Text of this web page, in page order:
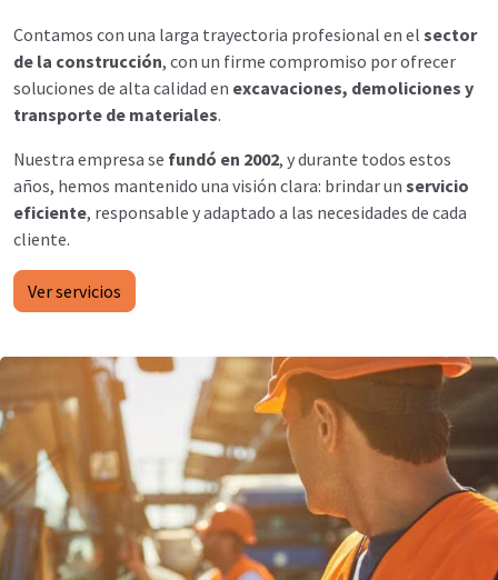
Contamos con una larga trayectoria profesional en el sector
de la construcción, con un firme compromiso por ofrecer
soluciones de alta calidad en excavaciones, demoliciones y
transporte de materiales.
Nuestra empresa se fundó en 2002, y durante todos estos
años, hemos mantenido una visión clara: brindar un servicio
eficiente, responsable y adaptado a las necesidades de cada
cliente.
Ver servicios